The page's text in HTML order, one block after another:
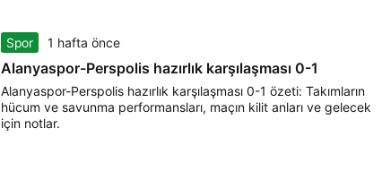
Spor 1 hafta önce
Alanyaspor-Perspolis hazırlık karşılaşması 0-1
Alanyaspor-Perspolis hazırlık karşılaşması 0-1 özeti: Takımların
hücum ve savunma performansları, maçın kilit anları ve gelecek
için notlar.